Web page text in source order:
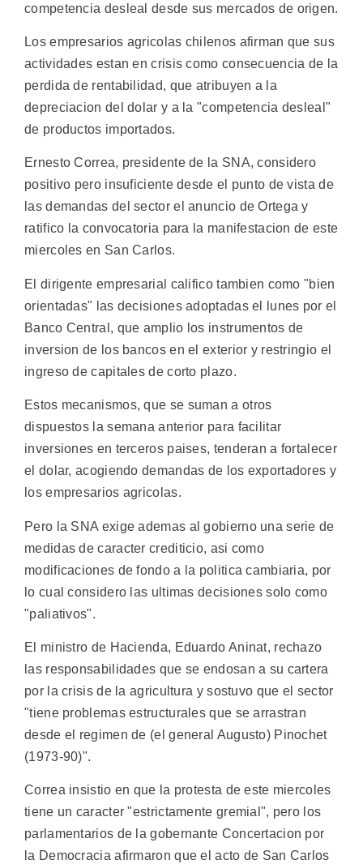
competencia desleal desde sus mercados de origen.
Los empresarios agricolas chilenos afirman que sus
actividades estan en crisis como consecuencia de la
perdida de rentabilidad, que atribuyen a la
depreciacion del dolar y a la "competencia desleal"
de productos importados.
Ernesto Correa, presidente de la SNA, considero
positivo pero insuficiente desde el punto de vista de
las demandas del sector el anuncio de Ortega y
ratifico la convocatoria para la manifestacion de este
miercoles en San Carlos.
El dirigente empresarial califico tambien como "bien
orientadas" las decisiones adoptadas el lunes por el
Banco Central, que amplio los instrumentos de
inversion de los bancos en el exterior y restringio el
ingreso de capitales de corto plazo.
Estos mecanismos, que se suman a otros
dispuestos la semana anterior para facilitar
inversiones en terceros paises, tenderan a fortalecer
el dolar, acogiendo demandas de los exportadores y
los empresarios agricolas.
Pero la SNA exige ademas al gobierno una serie de
medidas de caracter crediticio, asi como
modificaciones de fondo a la politica cambiaria, por
lo cual considero las ultimas decisiones solo como
"paliativos".
El ministro de Hacienda, Eduardo Aninat, rechazo
las responsabilidades que se endosan a su cartera
por la crisis de la agricultura y sostuvo que el sector
"tiene problemas estructurales que se arrastran
desde el regimen de (el general Augusto) Pinochet
(1973-90)".
Correa insistio en que la protesta de este miercoles
tiene un caracter "estrictamente gremial", pero los
parlamentarios de la gobernante Concertacion por
la Democracia afirmaron que el acto de San Carlos